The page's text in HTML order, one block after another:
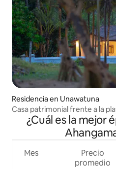
Residencia en Unawatuna
Casa patrimonial frente a la
¿Cuál es la mejor
Mes
Precio
promedio